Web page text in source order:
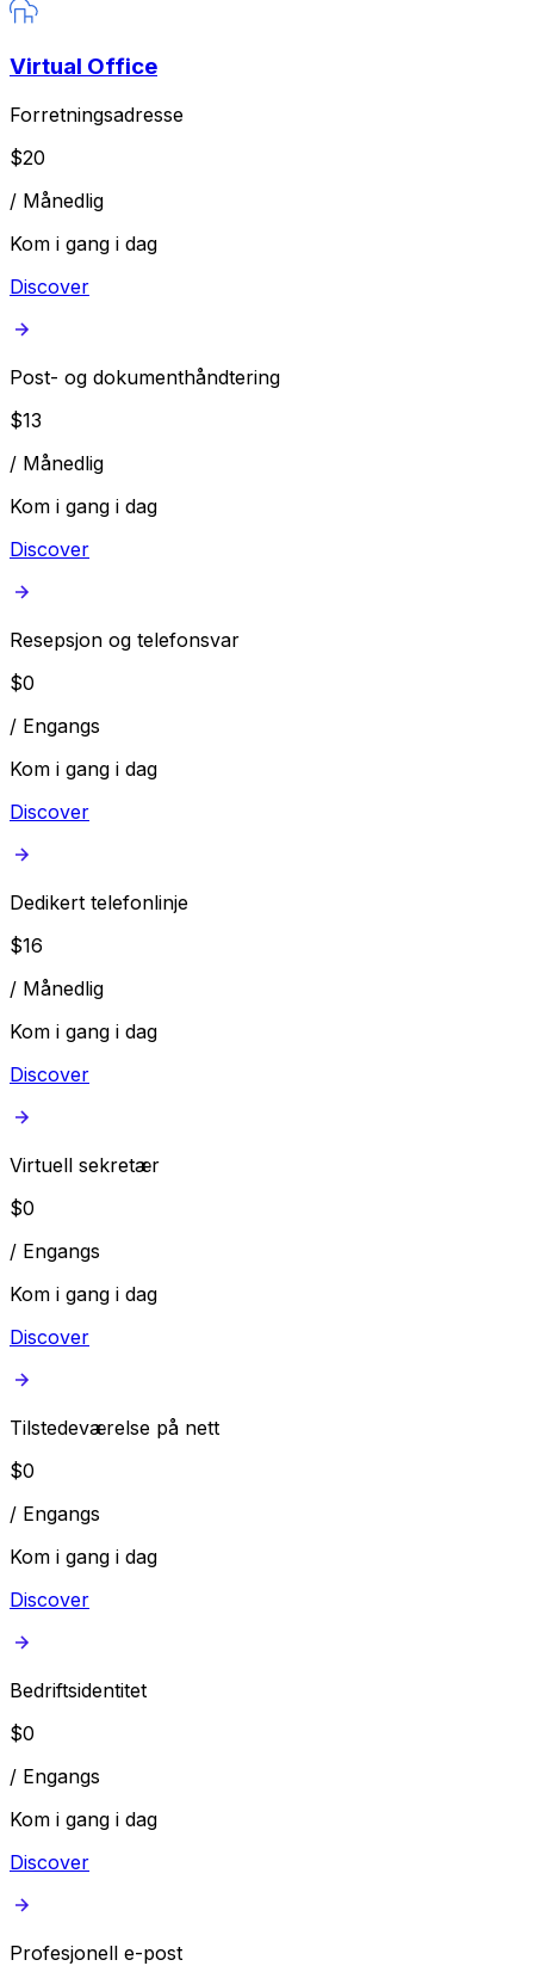
Virtual Office
Forretningsadresse
$20
/ Månedlig
Kom i gang i dag
Discover
Post- og dokumenthåndtering
$13
/ Månedlig
Kom i gang i dag
Discover
Resepsjon og telefonsvar
$0
/ Engangs
Kom i gang i dag
Discover
Dedikert telefonlinje
$16
/ Månedlig
Kom i gang i dag
Discover
Virtuell sekretær
$0
/ Engangs
Kom i gang i dag
Discover
Tilstedeværelse på nett
$0
/ Engangs
Kom i gang i dag
Discover
Bedriftsidentitet
$0
/ Engangs
Kom i gang i dag
Discover
Profesjonell e-post